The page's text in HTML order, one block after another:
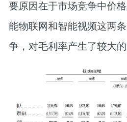
要原因在于市场竞争中价
能物联网和智能视频这两
争，对毛利率产生了较大的